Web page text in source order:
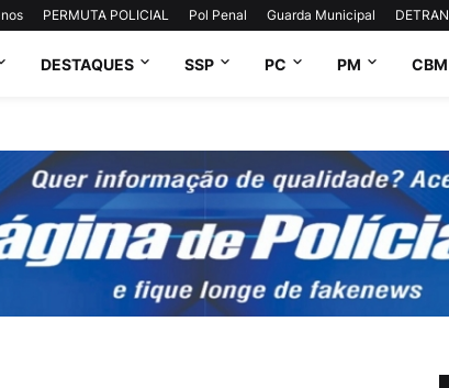
PERMUTA POLICIAL Pol Penal Guarda Municipal DETRAN
DESTAQUES SSP PC PM CBM